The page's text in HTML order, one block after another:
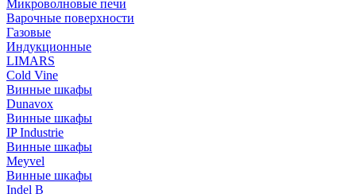
Микроволновые печи
Варочные поверхности
Газовые
Индукционные
LIMARS
Cold Vine
Винные шкафы
Dunavox
Винные шкафы
IP Industrie
Винные шкафы
Meyvel
Винные шкафы
Indel B